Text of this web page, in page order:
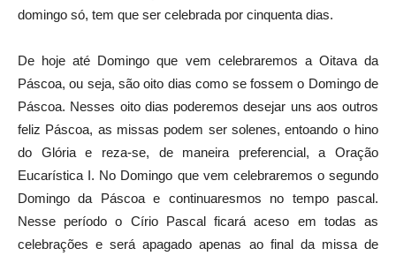
domingo só, tem que ser celebrada por cinquenta dias.
De hoje até Domingo que vem celebraremos a Oitava da
Páscoa, ou seja, são oito dias como se fossem o Domingo de
Páscoa. Nesses oito dias poderemos desejar uns aos outros
feliz Páscoa, as missas podem ser solenes, entoando o hino
do Glória e reza-se, de maneira preferencial, a Oração
Eucarística I. No Domingo que vem celebraremos o segundo
Domingo da Páscoa e continuaresmos no tempo pascal.
Nesse período o Círio Pascal ficará aceso em todas as
celebrações e será apagado apenas ao final da missa de